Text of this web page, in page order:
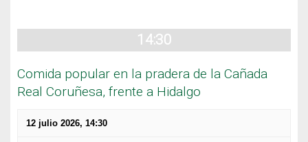
14:30
Comida popular en la pradera de la Cañada
Real Coruñesa, frente a Hidalgo
12 julio 2026, 14:30